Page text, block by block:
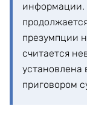
информации.
презумпции
считается
установлена
приговором